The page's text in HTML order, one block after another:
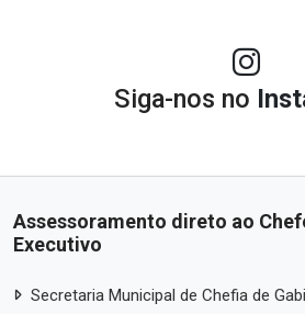
Siga-nos no
Assessoramento direto ao
Executivo
Secretaria Municipal de Chefia de